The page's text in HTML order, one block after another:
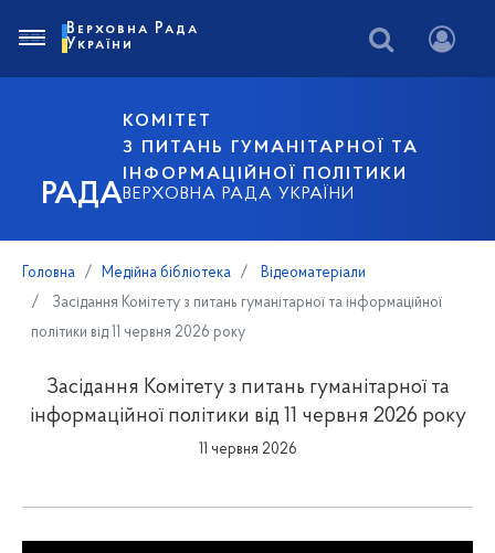
РАДА
КОМІТЕТ
З ПИТАНЬ ГУМАНІТАРНОЇ ТА
ІНФОРМАЦІЙНОЇ ПОЛІТИКИ
ВЕРХОВНА РАДА УКРАЇНИ
Верховна Рада
України
Головна Медійна бібліотека
Відеоматеріали
Засідання Комітету з питань гуманітарної та інформаційної
політики від 11 червня 2026 року
Засідання Комітету з питань гуманітарної та
інформаційної політики від 11 червня 2026 року
11 червня 2026